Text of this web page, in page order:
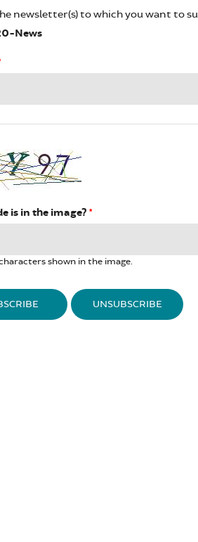
newsletter(s) to which you want to
News
is in the image? *
shown in the image.